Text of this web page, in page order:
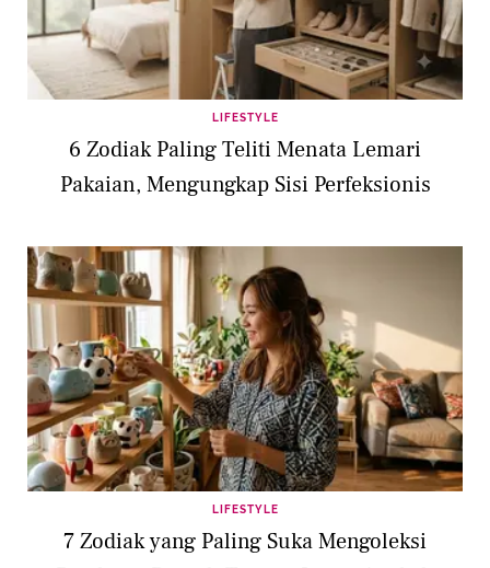
LIFESTYLE
6 Zodiak Paling Teliti Menata Lemari
Pakaian, Mengungkap Sisi Perfeksionis
LIFESTYLE
7 Zodiak yang Paling Suka Mengoleksi